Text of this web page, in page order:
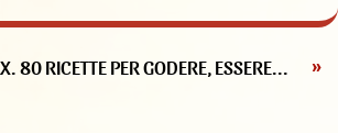
80 RICETTE PER GODERE, ESSERE... »